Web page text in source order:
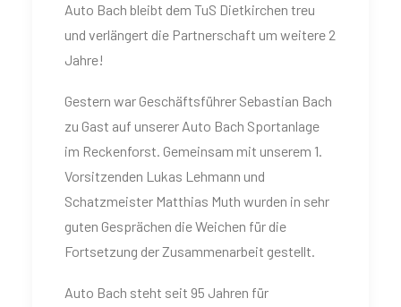
Auto Bach bleibt dem TuS Dietkirchen treu
und verlängert die Partnerschaft um weitere 2
Jahre!
Gestern war Geschäftsführer Sebastian Bach
zu Gast auf unserer Auto Bach Sportanlage
im Reckenforst. Gemeinsam mit unserem 1.
Vorsitzenden Lukas Lehmann und
Schatzmeister Matthias Muth wurden in sehr
guten Gesprächen die Weichen für die
Fortsetzung der Zusammenarbeit gestellt.
Auto Bach steht seit 95 Jahren für